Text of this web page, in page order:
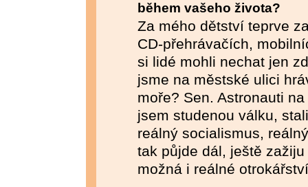
během vašeho života?
Za mého dětství teprve
CD-přehrávačích,
si lidé mohli nechat jen
jsme na městské ulici
moře? Sen. Astronauti
jsem studenou válku,
reálný socialismus,
tak půjde dál, ještě
možná i reálné